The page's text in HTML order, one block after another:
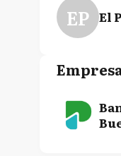
EP El